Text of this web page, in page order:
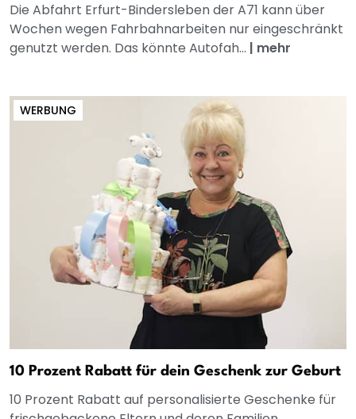
Die Abfahrt Erfurt-Bindersleben der A71 kann über
Wochen wegen Fahrbahnarbeiten nur eingeschränkt
genutzt werden. Das könnte Autofah... | mehr
WERBUNG
10 Prozent Rabatt für dein Geschenk zur Geburt
10 Prozent Rabatt auf personalisierte Geschenke für